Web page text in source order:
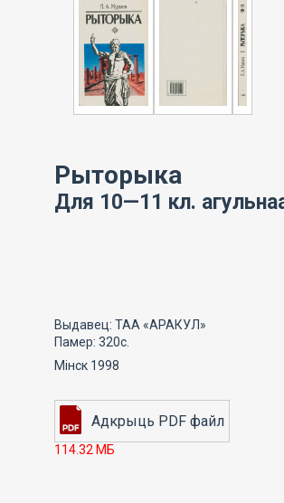
Рыторыка
Для 10—11 кл.
Выдавец: ТАА «АРАКУЛ»
Памер: 320с.
Мінск 1998
114.32 МБ